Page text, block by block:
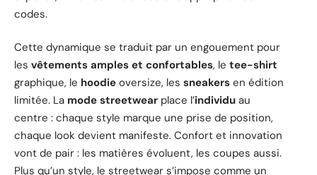
codes.
Cette dynamique se traduit par un engouement pour
les vêtements amples et confortables, le tee-shirt
graphique, le hoodie oversize, les sneakers en édition
limitée. La mode streetwear place l’individu au
centre : chaque style marque une prise de position,
chaque look devient manifeste. Confort et innovation
vont de pair : les matières évoluent, les coupes aussi.
Plus qu’un style, le streetwear s’impose comme un